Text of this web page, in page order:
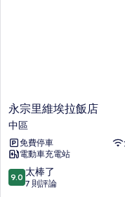
永
宗
里
維
埃
拉
飯
永宗里維埃拉飯店
中區
免費停車
電動車充電站
9.0
分，
9.0 太棒了
7 則評論